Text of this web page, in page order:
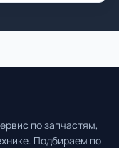
по запчастям,
Подбираем по